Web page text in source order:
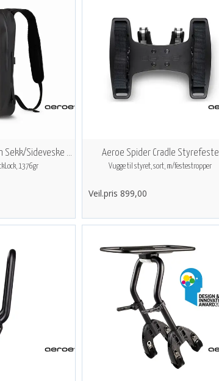
Aeroe QuickLock Urban Sekk/Sideveske 10l
1376gr
Aeroe Spider Cradle Styrefeste
Vugge til styret, sort, m/festestropper
Veil.pris 899,00